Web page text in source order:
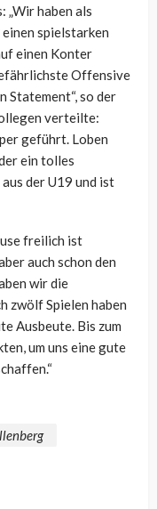
„Wir haben als
spielstarken
einen Konter
Offensive
Statement“, so der
verteilte:
geführt. Loben
ein tolles
der U19 und ist
freilich ist
auch schon den
wir die
zwölf Spielen haben
Ausbeute. Bis zum
um uns eine gute